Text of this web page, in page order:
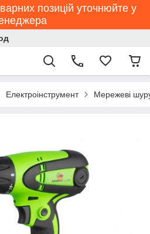
позицій уточнюйте у
Електроінструмент Мережеві